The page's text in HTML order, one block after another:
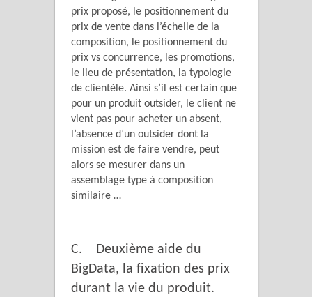
prix proposé, le positionnement du
prix de vente dans l’échelle de la
composition, le positionnement du
prix vs concurrence, les promotions,
le lieu de présentation, la typologie
de clientèle. Ainsi s’il est certain que
pour un produit outsider, le client ne
vient pas pour acheter un absent,
l’absence d’un outsider dont la
mission est de faire vendre, peut
alors se mesurer dans un
assemblage type à composition
similaire …
C. Deuxième aide du
BigData, la fixation des prix
durant la vie du produit.